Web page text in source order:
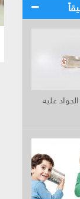
عليه